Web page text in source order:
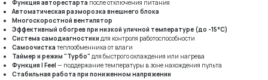
Функция авторестарта после отключения питания
Автоматическая разморозка внешнего блока
Многоскоростной вентилятор
Эффективный обогрев при низкой уличной температуре (до -15°C)
Система самодиагностики для контроля работоспособности
Самоочистка теплообменника от влаги
Таймер и режим "Турбо" для быстрого охлаждения или нагрева
Функция I Feel — поддержание температуры в зоне нахождения пульта
Стабильная работа при пониженном напряжении